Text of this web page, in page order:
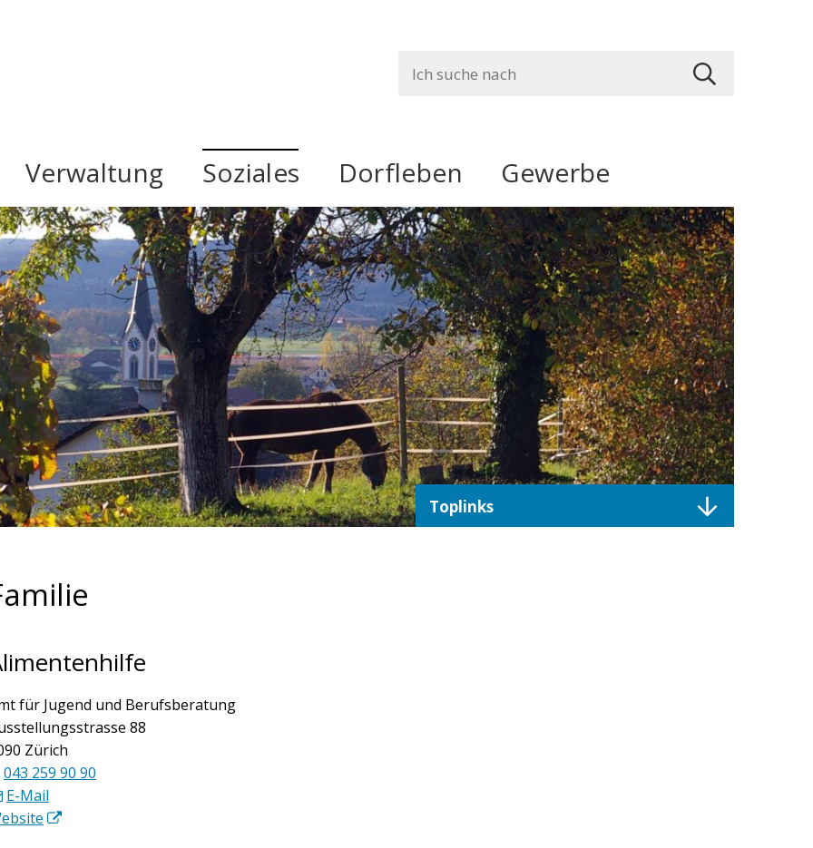
ZH
Verwaltung Soziales Dorfleben Gewerbe
Direktzugriffe
Toplinks
für Jugend und Berufsberatung
88
Zürich
043 259 90 90
E-Mail